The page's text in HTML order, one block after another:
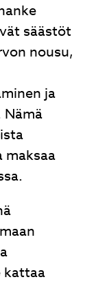
säästöt
nousu,
ja
maksaa
kattaa